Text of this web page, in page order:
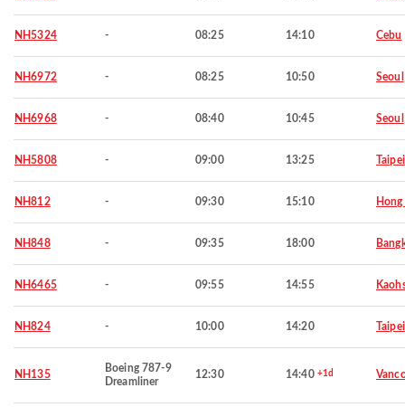
NH5324 - 08:25 14:10 Cebu
NH6972 - 08:25 10:50 Seoul
NH6968 - 08:40 10:45 Seoul
NH5808 - 09:00 13:25 Taipei
NH812 - 09:30 15:10
NH848 - 09:35 18:00
NH6465 - 09:55 14:55
NH824 - 10:00 14:20 Taipei
NH135
Boeing 787-9
Dreamliner
12:30 14:40 +1d